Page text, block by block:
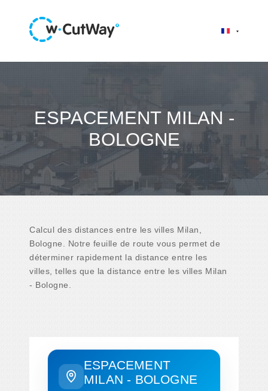
ESPACEMENT MILAN -
BOLOGNE
Calcul des distances entre les villes Milan,
Bologne. Notre feuille de route vous permet de
déterminer rapidement la distance entre les
villes, telles que la distance entre les villes Milan
- Bologne.
ESPACEMENT
MILAN - BOLOGNE